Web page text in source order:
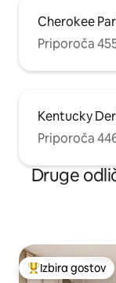
Cherokee
Priporoča
Kentucky
Priporoča
Druge
Najbolj
Izbira gostov